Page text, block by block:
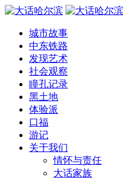
城市故事
中东铁路
发现艺术
社会观察
瞳孔记录
黑土地
体验派
口福
游记
关于我们
情怀与责任
大话家族